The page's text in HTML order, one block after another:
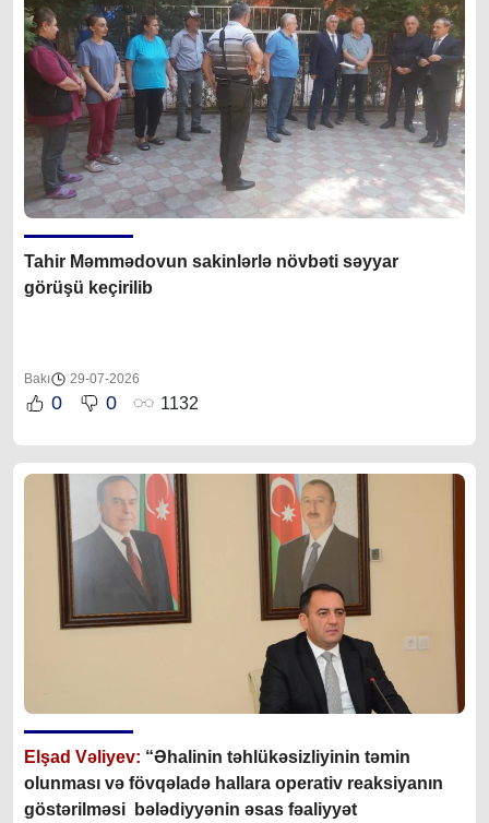
Tahir Məmmədovun sakinlərlə növbəti səyyar
görüşü keçirilib
Bakı 29-07-2026
0 0 1132
Elşad Vəliyev: “Əhalinin təhlükəsizliyinin təmin
olunması və fövqəladə hallara operativ reaksiyanın
göstərilməsi bələdiyyənin əsas fəaliyyət